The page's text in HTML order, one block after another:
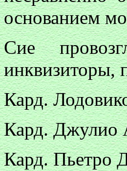
основанием
Сие
инквизиторы,
Кард.
Кард. Джулио
Кард. Пьетро